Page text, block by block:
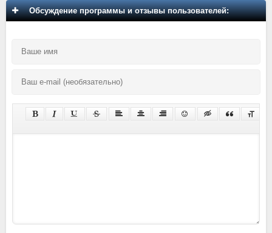
Обсуждение программы и отзывы пользователей: